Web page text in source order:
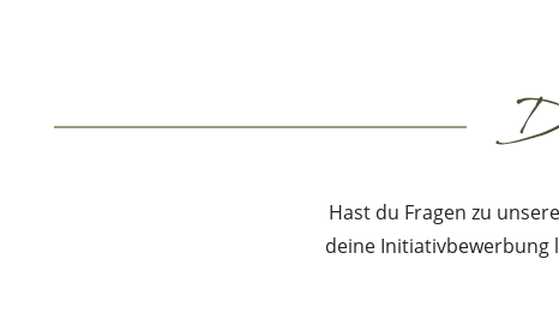
Hast du Fragen zu
deine Initiativbewerbung